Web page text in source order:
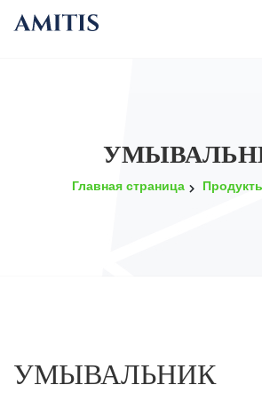
Главная страница
УМЫВАЛЬНИК